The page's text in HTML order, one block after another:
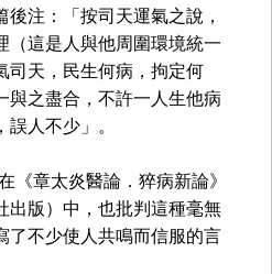
注：「按司天運氣之說，
（這是人與他周圍環境統一
司天，民生何病，拘定何
與之盡合，不許一人生他病
人不少」。
《章太炎醫論．猝病新論》
出版）中，也批判這種毫無
了不少使人共鳴而信服的言